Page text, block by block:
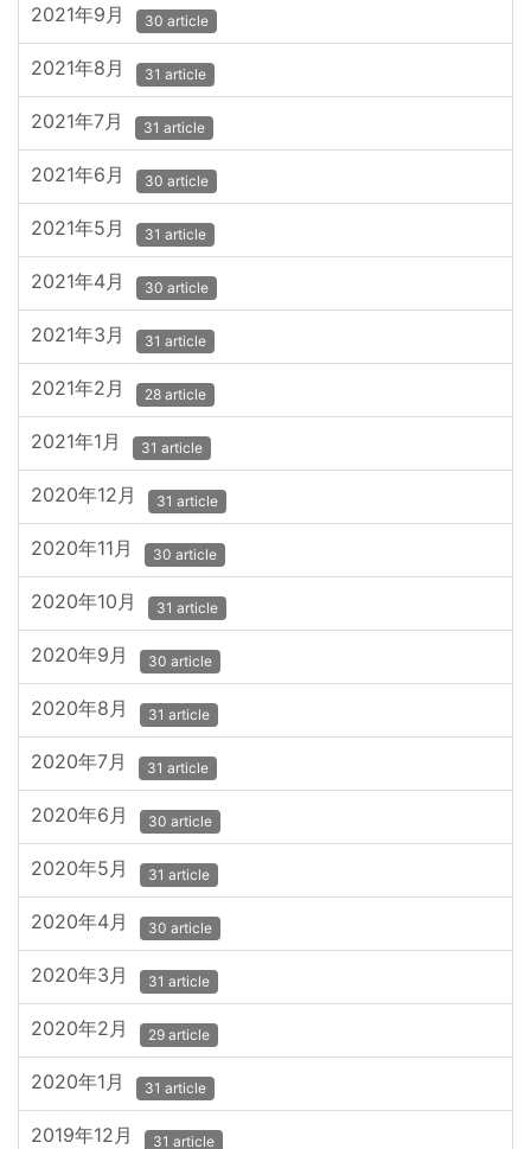
2021年9月 30 article
2021年8月 31 article
2021年7月 31 article
2021年6月 30 article
2021年5月 31 article
2021年4月 30 article
2021年3月 31 article
2021年2月 28 article
2021年1月 31 article
2020年12月 31 article
2020年11月 30 article
2020年10月 31 article
2020年9月 30 article
2020年8月 31 article
2020年7月 31 article
2020年6月 30 article
2020年5月 31 article
2020年4月 30 article
2020年3月 31 article
2020年2月 29 article
2020年1月 31 article
2019年12月 31 article